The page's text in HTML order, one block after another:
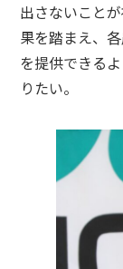
出さないこと
果を踏まえ、
を提供できる
りたい。